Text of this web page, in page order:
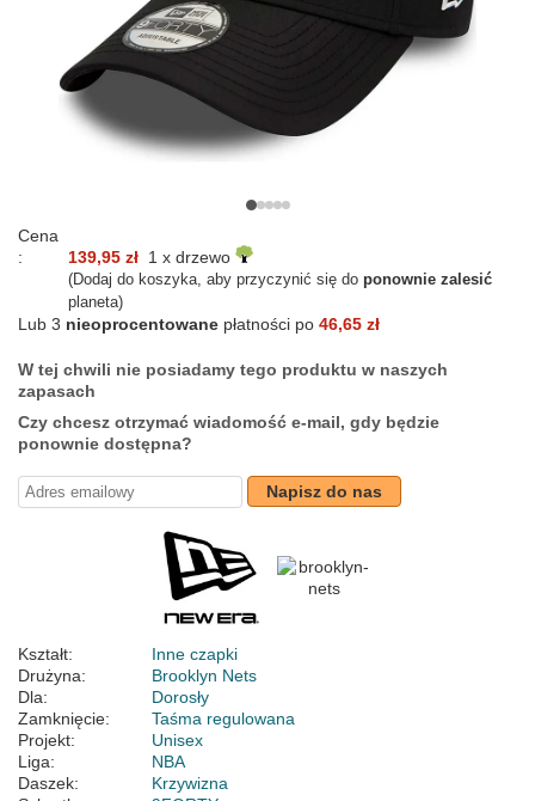
Cena
:
139,95 zł 1 x drzewo
(Dodaj do koszyka, aby przyczynić się do ponownie zalesić
planeta)
Lub 3 nieoprocentowane płatności po 46,65 zł
W tej chwili nie posiadamy tego produktu w naszych
zapasach
Czy chcesz otrzymać wiadomość e-mail, gdy będzie
ponownie dostępna?
Napisz do nas
Kształt:
Inne czapki
Drużyna:
Brooklyn Nets
Dla:
Dorosły
Zamknięcie:
Taśma regulowana
Projekt:
Unisex
Liga:
NBA
Daszek:
Krzywizna